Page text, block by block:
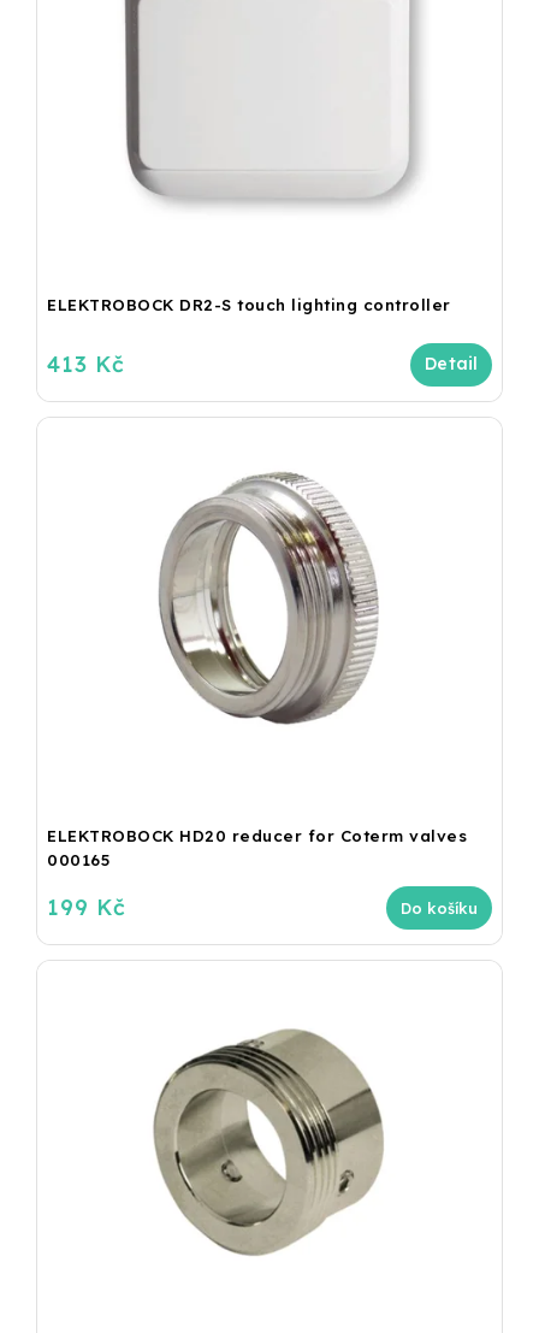
ELEKTROBOCK DR2-S touch lighting controller
413 Kč
ELEKTROBOCK HD20 reducer for Coterm valves
000165
199 Kč Do košíku